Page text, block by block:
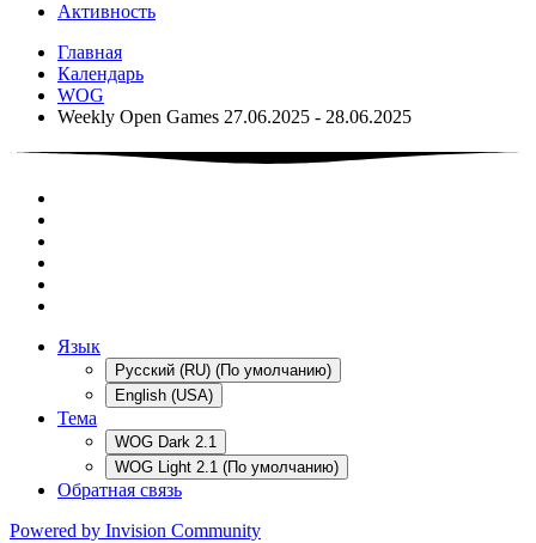
Активность
Главная
Календарь
WOG
Weekly Open Games 27.06.2025 - 28.06.2025
Язык
Русский (RU) (По умолчанию)
English (USA)
Тема
WOG Dark 2.1
WOG Light 2.1 (По умолчанию)
Обратная связь
Powered by Invision Community